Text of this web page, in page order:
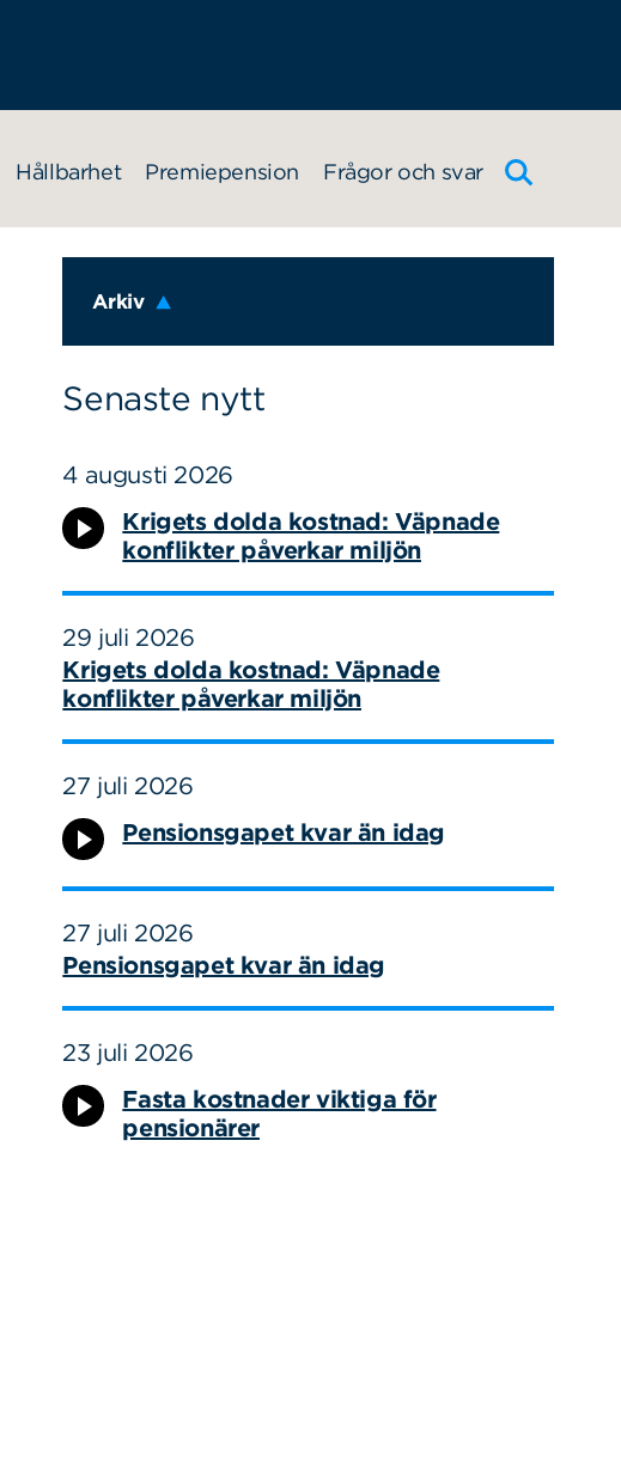
Hållbarhet Premiepension Frågor och svar
Arkiv
Senaste nytt
4 augusti 2026
Krigets dolda kostnad: Väpnade
konflikter påverkar miljön
29 juli 2026
Krigets dolda kostnad: Väpnade
konflikter påverkar miljön
27 juli 2026
Pensionsgapet kvar än idag
27 juli 2026
Pensionsgapet kvar än idag
23 juli 2026
Fasta kostnader viktiga för
pensionärer